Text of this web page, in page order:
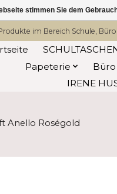
im Bereich Schule,
Papeterie
Büro
IRENE
Anello Roségold
stimmen Sie dem